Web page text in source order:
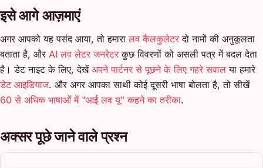
इसे आगे आज़माएं
अगर आपको यह पसंद आया, तो हमारालव कैलकुलेटर दो नामों की अनुकूलता
बताता है, और AI लव लेटर जनरेटर कुछ विवरणों को असली पत्र में बदल देता
है। डेट नाइट के लिए, देखें अपने पार्टनर से पूछने के लिए गहरे सवाल या हमारे
डेट आइडियाज. और अगर आपका साथी कोई दूसरी भाषा बोलता है, तो सीखें
60 से अधिक भाषाओं में "आई लव यू" कहने का तरीका.
अक्सर पूछे जाने वाले प्रश्न